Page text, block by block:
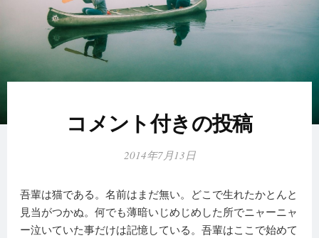
コメント付きの投稿
2014年7月13日
吾輩は猫である。名前はまだ無い。どこで生れたかとんと
見当がつかぬ。何でも薄暗いじめじめした所でニャーニャ
ー泣いていた事だけは記憶している。吾輩はここで始めて